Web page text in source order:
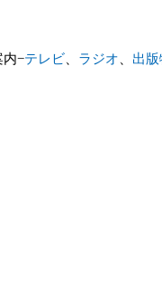
内−テレビ ラジオ 出